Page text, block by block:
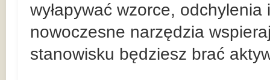
wyłapywać wzorce,
nowoczesne narzędzia
stanowisku będziesz brać